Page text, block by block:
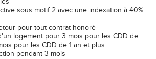
sous motif 2 avec une indexation à 40%
pour tout contrat honoré
logement pour 3 mois pour les CDD de
pour les CDD de 1 an et plus
pendant 3 mois